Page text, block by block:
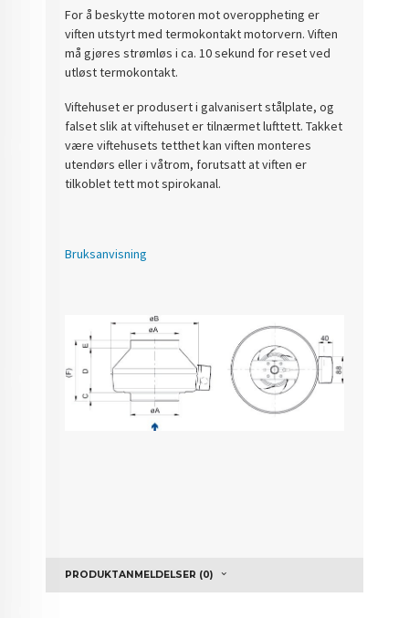
For å beskytte motoren mot overoppheting er
viften utstyrt med termokontakt motorvern. Viften
må gjøres strømløs i ca. 10 sekund for reset ved
utløst termokontakt.
Viftehuset er produsert i galvanisert stålplate, og
falset slik at viftehuset er tilnærmet lufttett. Takket
være viftehusets tetthet kan viften monteres
utendørs eller i våtrom, forutsatt at viften er
tilkoblet tett mot spirokanal.
Bruksanvisning
PRODUKTANMELDELSER (0)